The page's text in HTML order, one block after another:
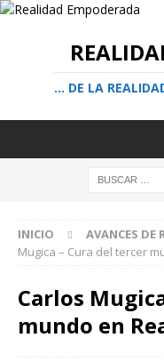
… DE LA
INICIO AVANCES DE
Mugica – Cura del tercer
Carlos
mundo en